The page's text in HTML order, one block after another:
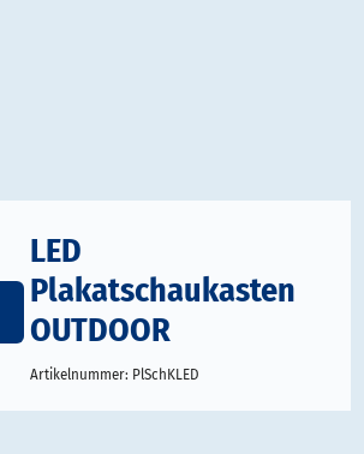
LED
Plakatschaukasten
OUTDOOR
Artikelnummer: PlSchKLED